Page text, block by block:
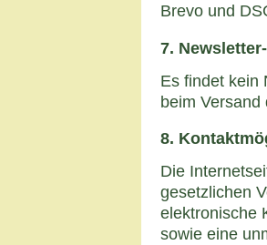
Brevo und
7.
Es findet kein
beim
8.
Die
gesetzlichen
elektronische
sowie eine